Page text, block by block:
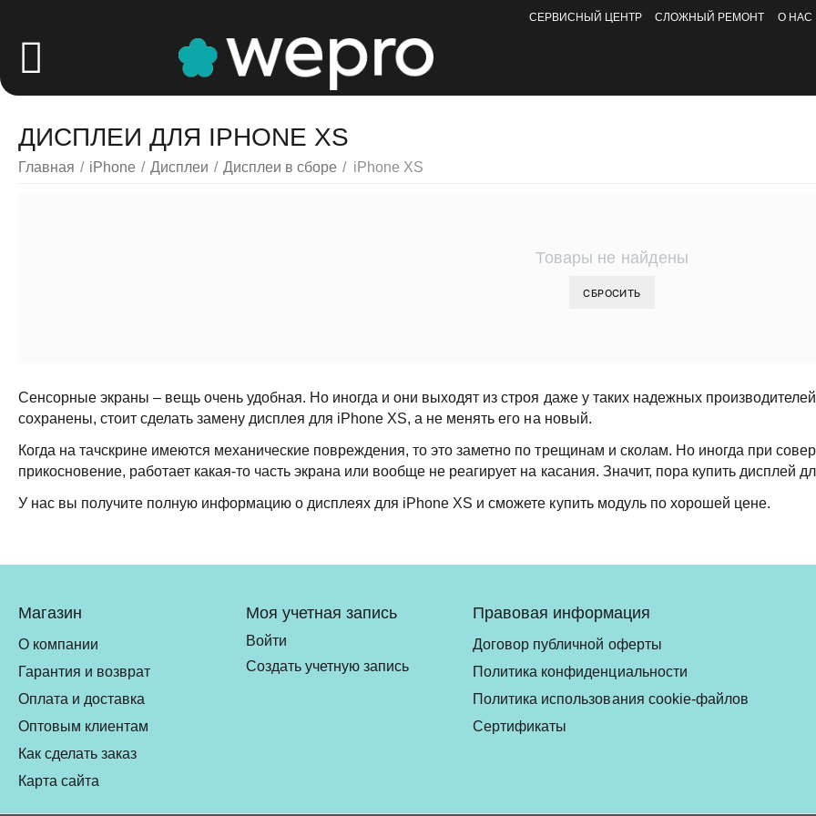
СЕРВИСНЫЙ ЦЕНТР СЛОЖНЫЙ РЕМОНТ О НАС
ДИСПЛЕИ ДЛЯ IPHONE XS
Главная / iPhone / Дисплеи / Дисплеи в сборе / iPhone XS
Сенсорные экраны – вещь очень удобная. Но иногда и они выходят из строя даже у таких надежных
сохранены, стоит сделать замену дисплея для iPhone XS, а не менять его на новый.
Когда на тачскрине имеются механические повреждения, то это заметно по трещинам и сколам. Но иногда при
прикосновение, работает какая-то часть экрана или вообще не реагирует на касания. Значит, пора купить дисплей
У нас вы получите полную информацию о дисплеях для iPhone XS и сможете купить модуль по хорошей цене.
Товары не найдены
СБРОСИТЬ
Магазин
О компании
Гарантия и возврат
Оплата и доставка
Оптовым клиентам
Как сделать заказ
Карта сайта
Моя учетная запись
Войти
Создать учетную запись
Правовая информация
Договор публичной оферты
Политика конфиденциальности
Политика использования cookie-файлов
Сертификаты